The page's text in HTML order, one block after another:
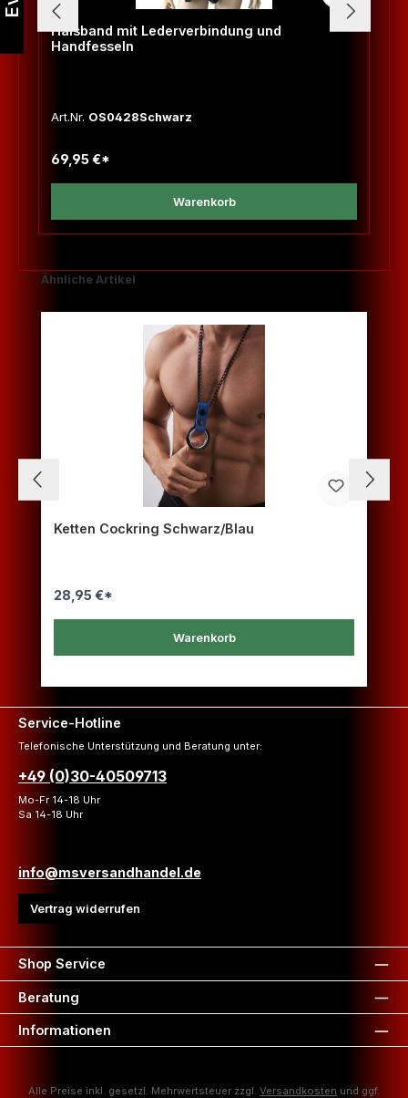
Halsband mit Lederverbindung und
Handfesseln
Art.Nr. OS0428Schwarz
69,95 €*
Warenkorb
Produktgalerie überspringen
Ähnliche Artikel
Ketten Cockring Schwarz/Blau
28,95 €*
Warenkorb
Service-Hotline
Telefonische Unterstützung und Beratung unter:
+49 (0)30-40509713
Mo-Fr 14-18 Uhr
Sa 14-18 Uhr
info@msversandhandel.de
Vertrag widerrufen
Shop Service
Beratung
Informationen
Alle Preise inkl. gesetzl. Mehrwertsteuer zzgl. Versandkosten und ggf.